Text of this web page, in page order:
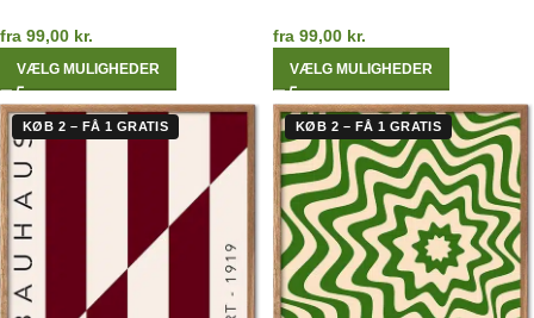
fra 99,00 kr.
VÆLG MULIGHEDER
fra 99,00 kr.
VÆLG MULIGHEDER
KØB 2 – FÅ 1 GRATIS KØB 2 – FÅ 1 GRATIS